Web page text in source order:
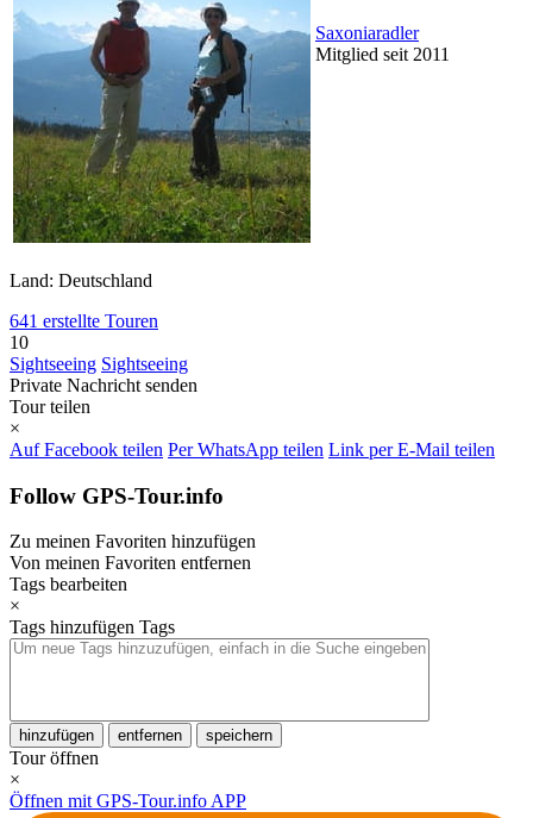
Saxoniaradler
Mitglied seit 2011
Land: Deutschland
641 erstellte Touren
10
Sightseeing Sightseeing
Private Nachricht senden
Tour teilen
×
Auf Facebook teilen Per WhatsApp teilen Link per E-Mail teilen
Follow GPS-Tour.info
Zu meinen Favoriten hinzufügen
Von meinen Favoriten entfernen
Tags bearbeiten
×
Tags hinzufügen Tags
hinzufügen entfernen speichern
Tour öffnen
×
Öffnen mit GPS-Tour.info APP